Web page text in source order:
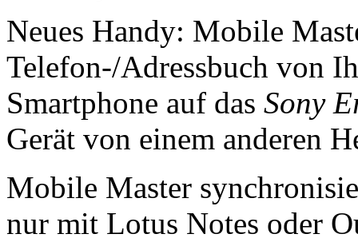
Neues Handy: Mobile
Telefon-/Adressbuch von
Smartphone auf das Sony
Gerät von einem anderen
Mobile Master
nur mit Lotus Notes oder